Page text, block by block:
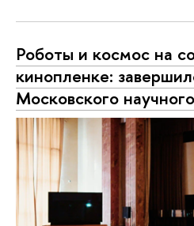
Роботы и космос на
кинопленке:
Московского